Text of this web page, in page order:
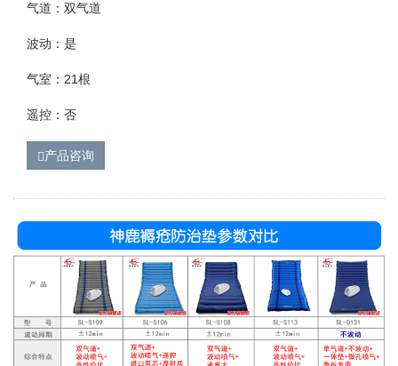
气道：双气道
波动：是
气室：21根
遥控：否
产品咨询